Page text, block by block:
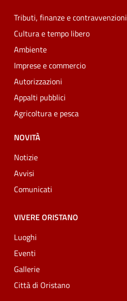
Tributi, finanze e contravvenzioni
Cultura e tempo libero
Ambiente
Imprese e commercio
Autorizzazioni
Appalti pubblici
Agricoltura e pesca
NOVITÀ
Notizie
Avvisi
Comunicati
VIVERE ORISTANO
Luoghi
Eventi
Gallerie
Città di Oristano